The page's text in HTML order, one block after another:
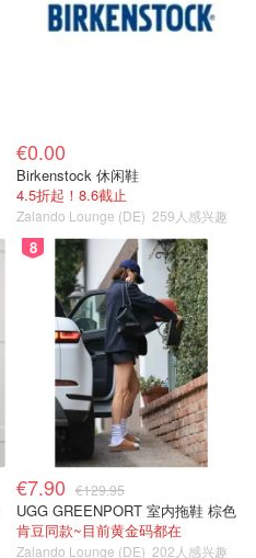
€0.00
Birkenstock 休闲鞋
4.5折起！8.6截止
Zalando Lounge (DE) 259人感兴趣
8
€7.90 €129.95
UGG GREENPORT 室内拖鞋 棕色
肯豆同款~目前黄金码都在
Zalando Lounge (DE) 202人感兴趣